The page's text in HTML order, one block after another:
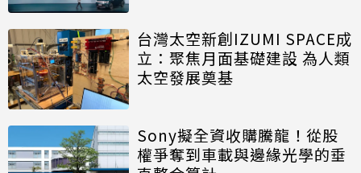
台灣太空新創IZUMI SPACE成
立：聚焦月面基礎建設 為人類
太空發展奠基
Sony擬全資收購騰龍！從股
權爭奪到車載與邊緣光學的垂